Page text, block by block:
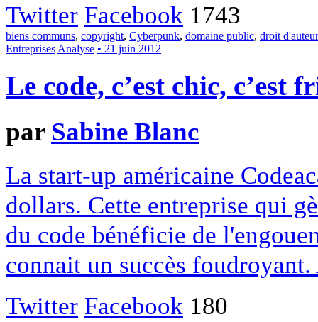
Twitter Facebook 1743
biens communs, copyright, Cyberpunk, domaine public, droit d'auteur
EntreprisesAnalyse • 21 juin 2012
Le code, c’est chic, c’est
par Sabine Blanc
La start-up américaine
dollars. Cette entreprise qui
du code bénéficie de
connait un succès
Twitter Facebook 180